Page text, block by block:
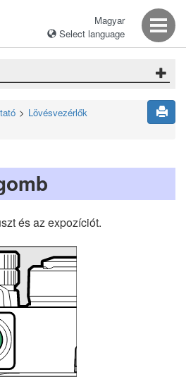
Magyar
Select language
Lövésvezérlők
és az expozíciót.